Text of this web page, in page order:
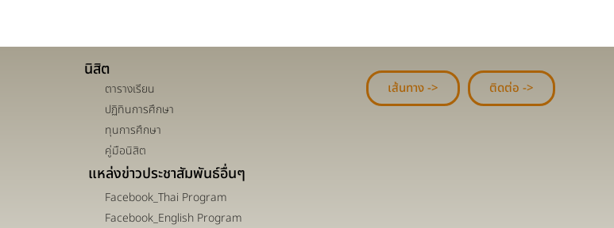
นิสิต
ตารางเรียน
ปฏิทินการศึกษา
ทุนการศึกษา
คู่มือนิสิต
แหล่งข่าวประชาสัมพันธ์อื่นๆ
Facebook_Thai Program
Facebook_English Program
เส้นทาง -> ติดต่อ ->